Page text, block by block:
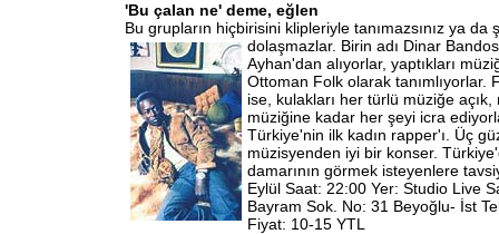
'Bu çalan ne' deme, eğlen
Bu grupların hiçbirisini klipleriyle tanımazsınız ya da
dolaşmazlar. Birin adı Dinar
Ayhan'dan alıyorlar, yaptıkları
Ottoman Folk olarak tanımlıyorlar.
ise, kulakları her türlü müziğe
müziğine kadar her şeyi icra
Türkiye'nin ilk kadın rapper'ı. Üç
müzisyenden iyi bir konser.
damarının görmek isteyenlere
Eylül Saat: 22:00 Yer: Studio Live
Bayram Sok. No: 31 Beyoğlu- İst
Fiyat: 10-15 YTL